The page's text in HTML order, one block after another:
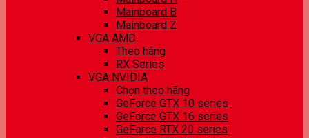
Mainboard B
Mainboard Z
VGA AMD
Theo hãng
RX Series
VGA NVIDIA
Chọn theo hãng
GeForce GTX 10 series
GeForce GTX 16 series
GeForce RTX 20 series